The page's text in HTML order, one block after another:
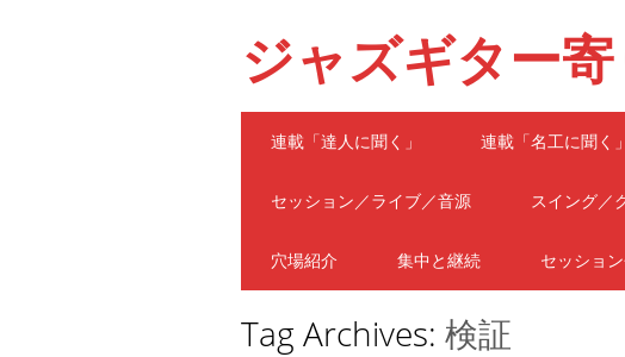
ジャズギター
Main menu
連載「達人に聞く」 連載「名工に聞く」
セッション／ライブ／音源 スイング／
穴場紹介 集中と継続 セッショ
Tag Archives:検証